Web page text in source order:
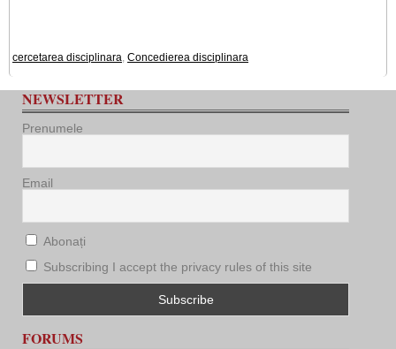
cercetarea disciplinara Concedierea disciplinara
NEWSLETTER
Prenumele
Email
Abonați
Subscribing I accept the privacy rules of this site
FORUMS